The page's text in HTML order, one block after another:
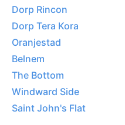
Dorp Rincon
Dorp Tera Kora
Oranjestad
Belnem
The Bottom
Windward Side
Saint John's Flat